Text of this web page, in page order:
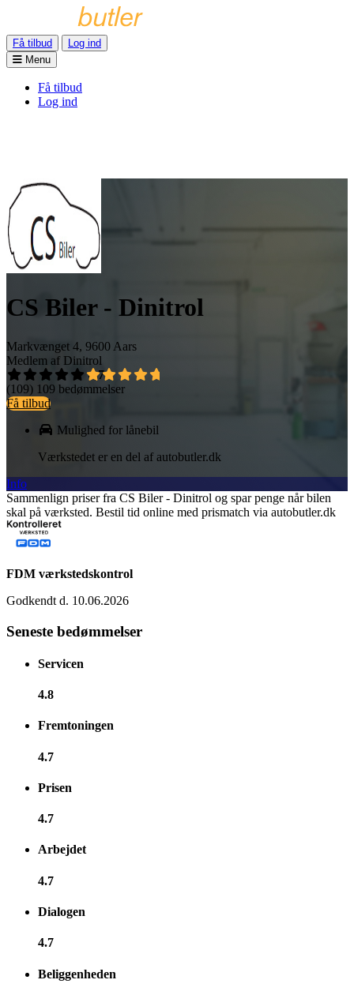
Få tilbud
Log ind
Menu
Få tilbud
Log ind
CS Biler - Dinitrol
Markvænget 4, 9600 Aars
Medlem af Dinitrol
4,7
(109) 109 bedømmelser
Få tilbud
Mulighed for lånebil
Værkstedet er en del af autobutler.dk
Info
Sammenlign priser fra CS Biler - Dinitrol og spar penge når bilen
skal på værksted. Bestil tid online med prismatch via autobutler.dk
FDM værkstedskontrol
Godkendt d. 10.06.2026
Seneste bedømmelser
Servicen
4.8
Fremtoningen
4.7
Prisen
4.7
Arbejdet
4.7
Dialogen
4.7
Beliggenheden